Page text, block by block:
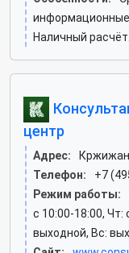
Наличный
центр
Адрес:
Телефон:
+7
Режим работы:
c 10:00-18:00, Чт:
выходной, Вс: